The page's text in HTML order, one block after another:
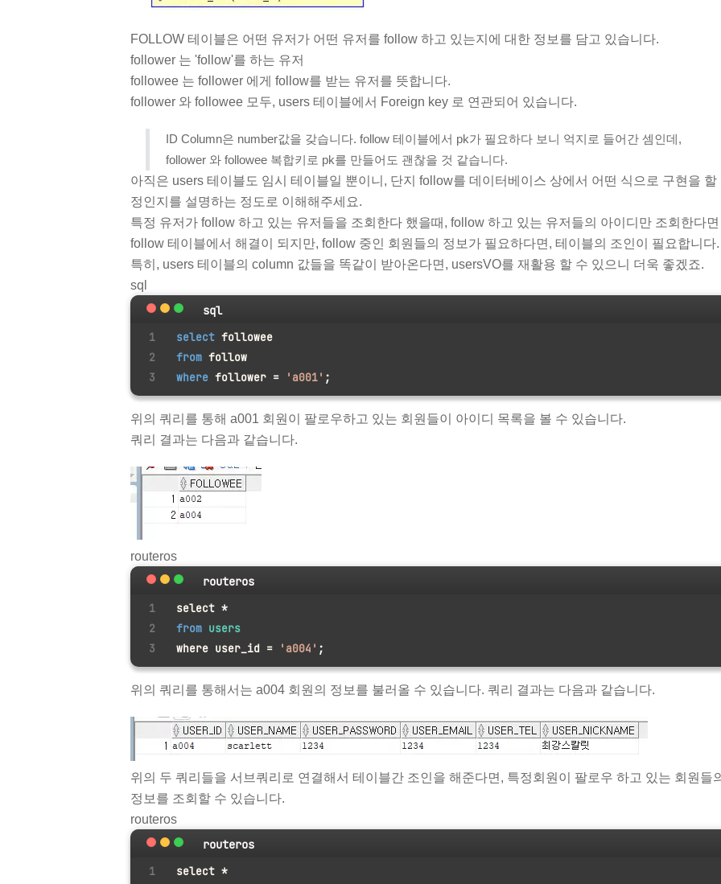
FOLLOW 테이블은 어떤 유저가 어떤 유저를 follow 하고 있는지에 대한 정보를 담고 있습니다.
follower 는 'follow'를 하는 유저
followee 는 follower 에게 follow를 받는 유저를 뜻합니다.
follower 와 followee 모두, users 테이블에서 Foreign key 로 연관되어 있습니다.
ID Column은 number값을 갖습니다. follow 테이블에서 pk가 필요하다 보니 억지로 들어간 셈인데,
follower 와 followee 복합키로 pk를 만들어도 괜찮을 것 같습니다.
아직은 users 테이블도 임시 테이블일 뿐이니, 단지 follow를 데이터베이스 상에서 어떤 식으로 구현을 할
정인지를 설명하는 정도로 이해해주세요.
특정 유저가 follow 하고 있는 유저들을 조회한다 했을때, follow 하고 있는 유저들의 아이디만 조회한다면
follow 테이블에서 해결이 되지만, follow 중인 회원들의 정보가 필요하다면, 테이블의 조인이 필요합니다.
특히, users 테이블의 column 값들을 똑같이 받아온다면, usersVO를 재활용 할 수 있으니 더욱 좋겠죠.
sql
sql
select followee
from follow
where follower = 'a001' ;
위의 쿼리를 통해 a001 회원이 팔로우하고 있는 회원들이 아이디 목록을 볼 수 있습니다.
쿼리 결과는 다음과 같습니다.
routeros
routeros
select *
from users
where user_id =
'a004' ;
위의 쿼리를 통해서는 a004 회원의 정보를 불러올 수 있습니다. 쿼리 결과는 다음과 같습니다.
위의 두 쿼리들을 서브쿼리로 연결해서 테이블간 조인을 해준다면, 특정회원이 팔로우 하고 있는 회원들
정보를 조회할 수 있습니다.
routeros
routeros
select *